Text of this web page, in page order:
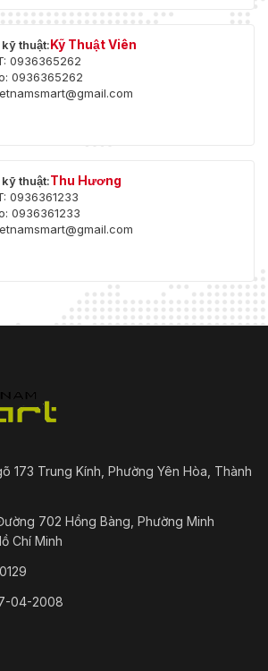
thuật:Kỹ Thuật Viên
0936365262
0936365262
thuật:Thu Hương
0936361233
0936361233
173 Trung Kính, Phường Yên Hòa, Thành
702 Hồng Bàng, Phường Minh
Chí Minh
04-2008